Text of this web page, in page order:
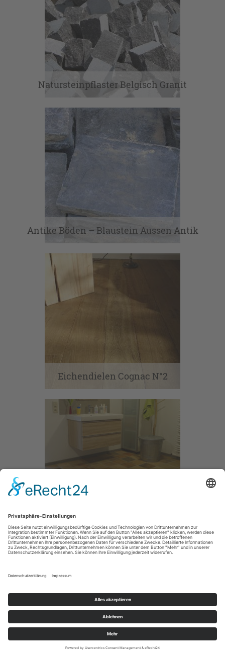
Natursteinpflaster Belgisch Granit
Antike Böden – Blaustein Aussen Antik
Eichendielen Cognac N°2
Antike Böden – Raerener Tonplatten